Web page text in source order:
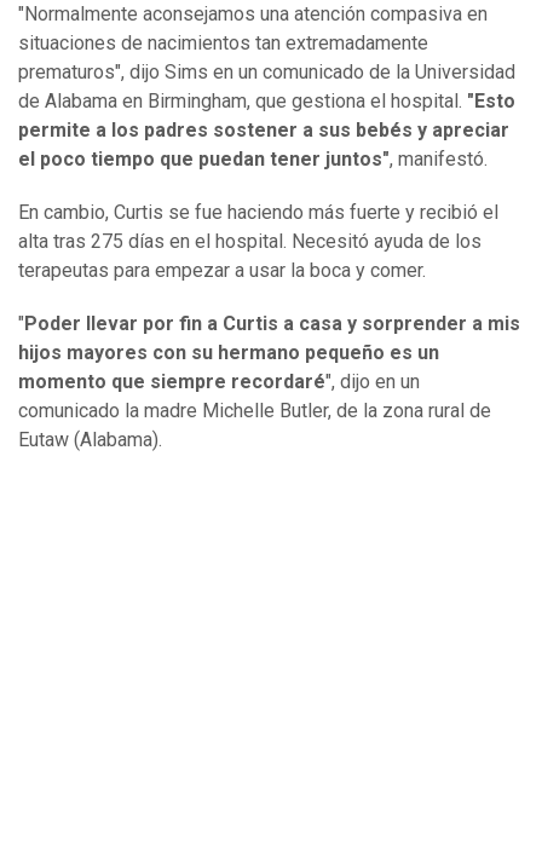
"Normalmente aconsejamos una atención compasiva en
situaciones de nacimientos tan extremadamente
prematuros", dijo Sims en un comunicado de la Universidad
de Alabama en Birmingham, que gestiona el hospital. "Esto
permite a los padres sostener a sus bebés y apreciar
el poco tiempo que puedan tener juntos", manifestó.
En cambio, Curtis se fue haciendo más fuerte y recibió el
alta tras 275 días en el hospital. Necesitó ayuda de los
terapeutas para empezar a usar la boca y comer.
" Poder llevar por fin a Curtis a casa y sorprender a mis
hijos mayores con su hermano pequeño es un
momento que siempre recordaré", dijo en un
comunicado la madre Michelle Butler, de la zona rural de
Eutaw (Alabama).